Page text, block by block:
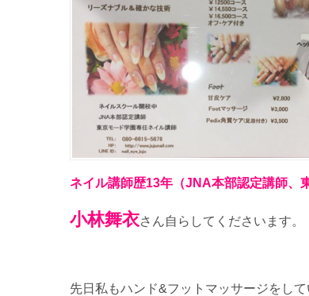
ネイル講師歴13年 （JNA本部認定講師、
小林舞衣さん自らしてくださいます。
先日私もハンド&フットマッサージをして